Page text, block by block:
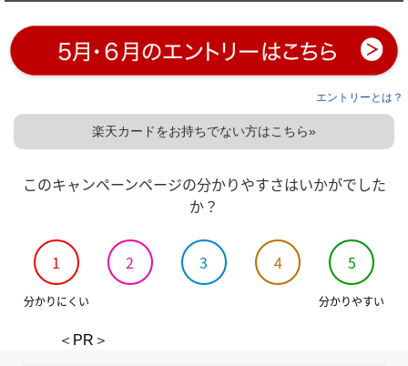
エントリーとは？
楽天カードをお持ちでない方はこちら»
このキャンペーンページの分かりやすさはいかがでした
か？
1 2 3 4 5
分かりにくい 分かりやすい
＜PR＞